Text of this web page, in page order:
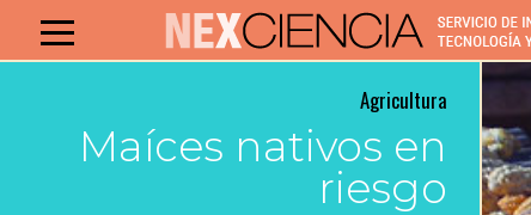
Agricultura
Maíces nativos en
riesgo